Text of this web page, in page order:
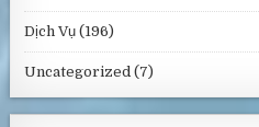
Dịch Vụ (196)
Uncategorized (7)